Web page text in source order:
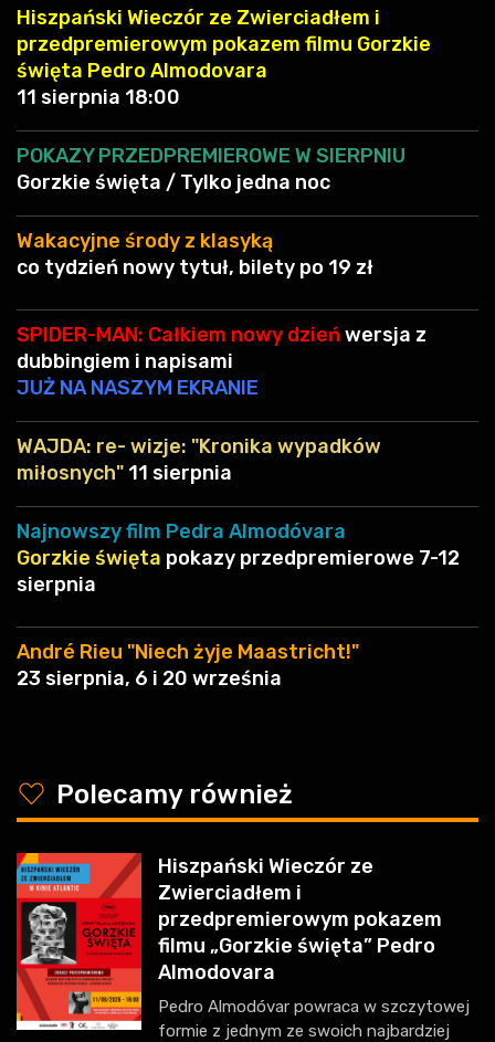
Hiszpański Wieczór ze Zwierciadłem i
przedpremierowym pokazem filmu Gorzkie
święta Pedro Almodovara
11 sierpnia 18:00
POKAZY PRZEDPREMIEROWE W SIERPNIU
Gorzkie święta / Tylko jedna noc
Wakacyjne środy z klasyką
co tydzień nowy tytuł, bilety po 19 zł
SPIDER-MAN: Całkiem nowy dzieńwersja z
dubbingiem i napisami
JUŻ NA NASZYM EKRANIE
WAJDA: re- wizje: "Kronika wypadków
miłosnych" 11 sierpnia
Najnowszy film Pedra Almodóvara
Gorzkie święta pokazy przedpremierowe 7-12
sierpnia
André Rieu "Niech żyje Maastricht!"
23 sierpnia, 6 i 20 września
y Polecamy również
Hiszpański Wieczór ze
Zwierciadłem i
przedpremierowym pokazem
filmu „Gorzkie święta” Pedro
Almodovara
Pedro Almodóvar powraca w szczytowej
formie z jednym ze swoich najbardziej